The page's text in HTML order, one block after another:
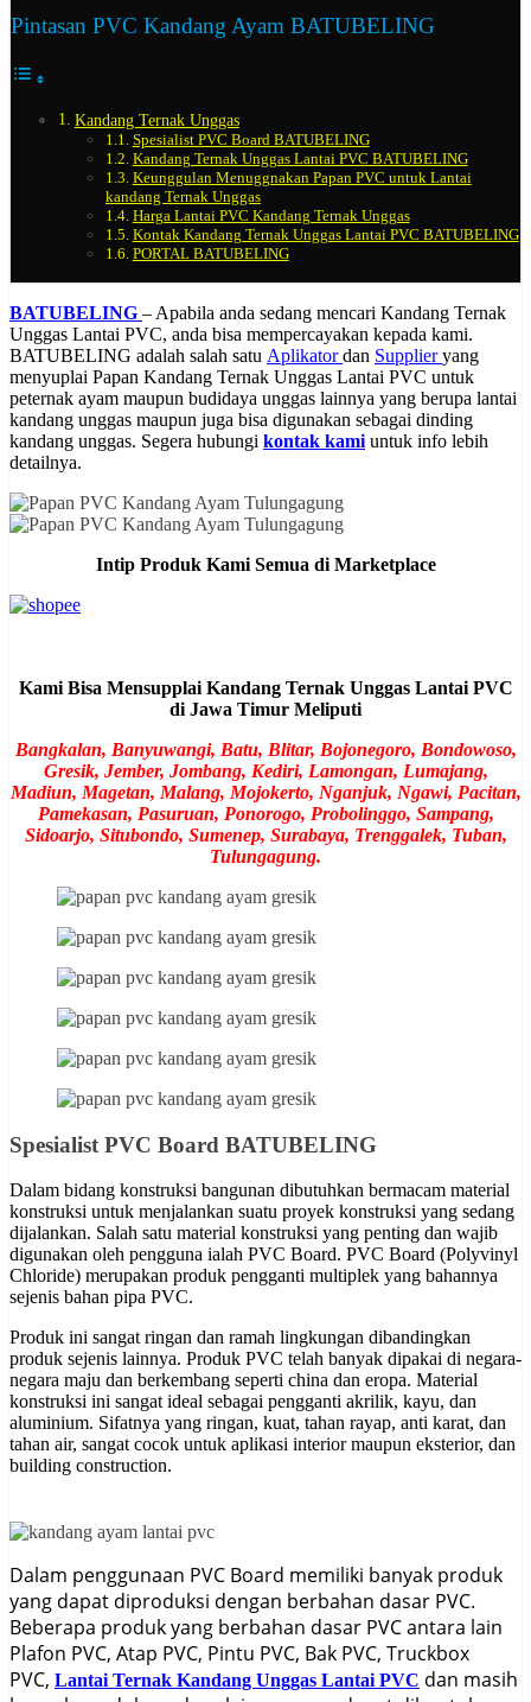
Pintasan PVC Kandang Ayam BATUBELING
Kandang Ternak Unggas
Spesialist PVC Board BATUBELING
Kandang Ternak Unggas Lantai PVC BATUBELING
Keunggulan Menuggnakan Papan PVC untuk Lantai
kandang Ternak Unggas
Harga Lantai PVC Kandang Ternak Unggas
Kontak Kandang Ternak Unggas Lantai PVC BATUBELING
PORTAL BATUBELING
BATUBELING – Apabila anda sedang mencari Kandang Ternak
Unggas Lantai PVC, anda bisa mempercayakan kepada kami.
BATUBELING adalah salah satu Aplikatordan Supplieryang
menyuplai Papan Kandang Ternak Unggas Lantai PVC untuk
peternak ayam maupun budidaya unggas lainnya yang berupa lantai
kandang unggas maupun juga bisa digunakan sebagai dinding
kandang unggas. Segera hubungi kontak kami untuk info lebih
detailnya.
Intip Produk Kami Semua di Marketplace
Kami Bisa Mensupplai Kandang Ternak Unggas Lantai PVC
di Jawa Timur Meliputi
Bangkalan, Banyuwangi, Batu, Blitar, Bojonegoro, Bondowoso,
Gresik, Jember, Jombang, Kediri, Lamongan, Lumajang,
Madiun, Magetan, Malang, Mojokerto, Nganjuk, Ngawi, Pacitan,
Pamekasan, Pasuruan, Ponorogo, Probolinggo, Sampang,
Sidoarjo, Situbondo, Sumenep, Surabaya, Trenggalek, Tuban,
Tulungagung.
Spesialist PVC Board BATUBELING
Dalam bidang konstruksi bangunan dibutuhkan bermacam material
konstruksi untuk menjalankan suatu proyek konstruksi yang sedang
dijalankan. Salah satu material konstruksi yang penting dan wajib
digunakan oleh pengguna ialah PVC Board. PVC Board (Polyvinyl
Chloride) merupakan produk pengganti multiplek yang bahannya
sejenis bahan pipa PVC.
Produk ini sangat ringan dan ramah lingkungan dibandingkan
produk sejenis lainnya. Produk PVC telah banyak dipakai di negara-
negara maju dan berkembang seperti china dan eropa. Material
konstruksi ini sangat ideal sebagai pengganti akrilik, kayu, dan
aluminium. Sifatnya yang ringan, kuat, tahan rayap, anti karat, dan
tahan air, sangat cocok untuk aplikasi interior maupun eksterior, dan
building construction.
Dalam penggunaan PVC Board memiliki banyak produk
yang dapat diproduksi dengan berbahan dasar PVC.
Beberapa produk yang berbahan dasar PVC antara lain
Plafon PVC, Atap PVC, Pintu PVC, Bak PVC, Truckbox
PVC, Lantai Ternak Kandang Unggas Lantai PVC dan masih